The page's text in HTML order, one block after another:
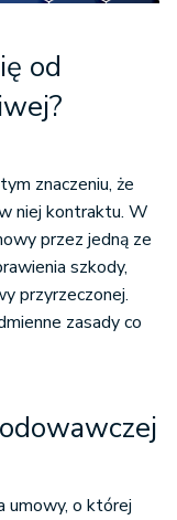
od
znaczeniu, że
niej kontraktu. W
przez jedną ze
szkody,
przyrzeczonej.
zasady co
umowy, o której